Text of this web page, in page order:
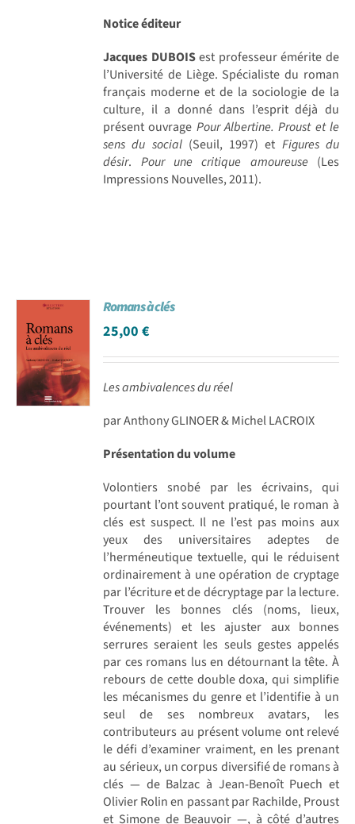
Notice éditeur
Jacques DUBOISest professeur émérite de
l’Université de Liège. Spécialiste du roman
français moderne et de la sociologie de la
culture, il a donné dans l’esprit déjà du
présent ouvrage Pour Albertine. Proust et le
sens du social(Seuil, 1997) et Figures du
désir. Pour une critique amoureuse (Les
Impressions Nouvelles, 2011).
Romans à clés
25,00€
Les ambivalences du réel
par Anthony GLINOER & Michel LACROIX
Présentation du volume
Volontiers snobé par les écrivains, qui
pourtant l’ont souvent pratiqué, le roman à
clés est suspect. Il ne l’est pas moins aux
yeux des universitaires adeptes de
l’herméneutique textuelle, qui le réduisent
ordinairement à une opération de cryptage
par l’écriture et de décryptage par la lecture.
Trouver les bonnes clés (noms, lieux,
événements) et les ajuster aux bonnes
serrures seraient les seuls gestes appelés
par ces romans lus en détournant la tête. À
rebours de cette double doxa, qui simplifie
les mécanismes du genre et l’identifie à un
seul de ses nombreux avatars, les
contributeurs au présent volume ont relevé
le défi d’examiner vraiment, en les prenant
au sérieux, un corpus diversifié de romans à
clés — de Balzac à Jean-Benoît Puech et
Olivier Rolin en passant par Rachilde, Proust
et Simone de Beauvoir —, à côté d’autres